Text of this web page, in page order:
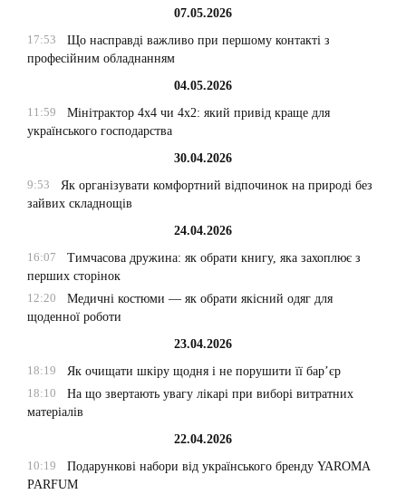
07.05.2026
17:53
Що насправді важливо при першому контакті з
професійним обладнанням
04.05.2026
11:59
Мінітрактор 4х4 чи 4х2: який привід краще для
українського господарства
30.04.2026
9:53
Як організувати комфортний відпочинок на природі без
зайвих складнощів
24.04.2026
16:07
Тимчасова дружина: як обрати книгу, яка захоплює з
перших сторінок
12:20
Медичні костюми — як обрати якісний одяг для
щоденної роботи
23.04.2026
18:19
Як очищати шкіру щодня і не порушити її бар’єр
18:10
На що звертають увагу лікарі при виборі витратних
матеріалів
22.04.2026
10:19
Подарункові набори від українського бренду YAROMA
PARFUM